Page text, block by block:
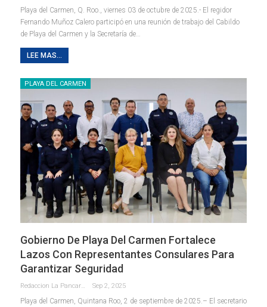
Playa del Carmen, Q. Roo., viernes 03 de octubre de 2025.- El regidor
Fernando Muñoz Calero participó en una reunión de trabajo del Cabildo
de Playa del Carmen y la Secretaría de…
LEE MAS...
PLAYA DEL CARMEN
Gobierno De Playa Del Carmen Fortalece
Lazos Con Representantes Consulares Para
Garantizar Seguridad
Redaccion La Pancarta De Quintana Roo Sep 2, 2025
Playa del Carmen, Quintana Roo, 2 de septiembre de 2025.– El secretario